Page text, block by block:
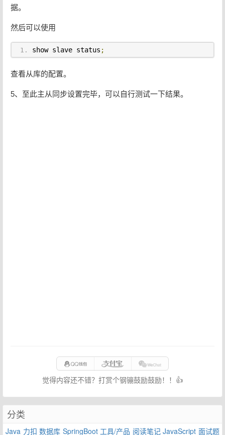
据。
然后可以使用
show slave status ;
查看从库的配置。
5、至此主从同步设置完毕，可以自行测试一下结果。
觉得内容还不错？打赏个钢镚鼓励鼓励！！👍
分类
Java 力扣 数据库 SpringBoot 工具/产品 阅读笔记 JavaScript 面试题